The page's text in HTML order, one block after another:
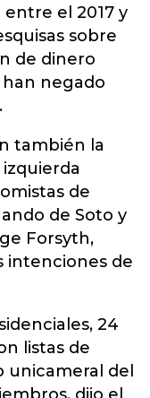
el 2017 y
sobre
de dinero
negado
también la
de
de Soto y
Forsyth,
intenciones de
24
listas de
unicameral del